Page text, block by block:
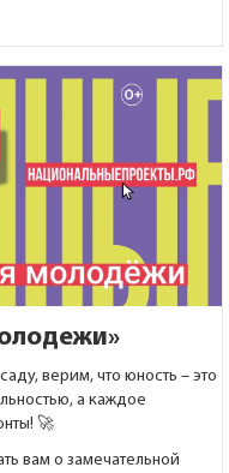
верим, что юность – это
а каждое
🚀
вам о замечательной